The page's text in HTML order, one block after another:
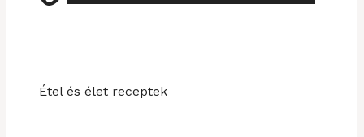
Étel és élet receptek